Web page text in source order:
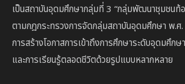
เป็นสถาบันอุดมศึกษากลุ่มที่ 3 “กลุ่มพัฒนาชุมชนท้
ตามกฎกระทรวงการจัดกลุ่มสถาบันอุดมศึกษา พ.
การสร้างโอกาสการเข้าถึงการศึกษาระดับอุดมศึก
และการเรียนรู้ตลอดชีวิตด้วยรูปแบบหลากหลาย